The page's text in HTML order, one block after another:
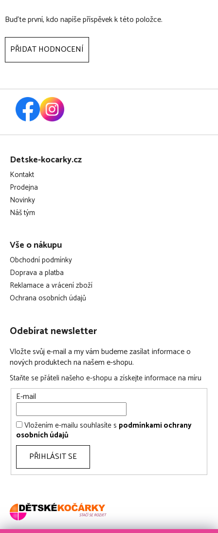
Buďte první, kdo napíše příspěvek k této položce.
PŘIDAT HODNOCENÍ
Z
Detske-kocarky.cz
Kontakt
Prodejna
Novinky
Náš tým
Vše o nákupu
Obchodní podmínky
Doprava a platba
Reklamace a vrácení zboží
Ochrana osobních údajů
Odebírat newsletter
Vložte svůj e-mail a my vám budeme zasílat informace o
nových produktech na našem e-shopu.
Staňte se přáteli našeho e-shopu a získejte informace na míru
E-mail
Vložením e-mailu souhlasíte s podmínkami ochrany
osobních údajů
PŘIHLÁSIT SE